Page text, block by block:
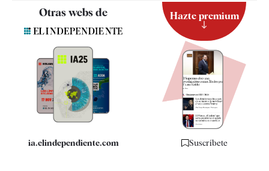
Quiénes somos
Especificaciones
Otras webs de
ia.elindependiente.com
Hazte premium
Suscríbete